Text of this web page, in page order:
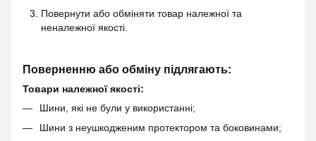
Повернути або обміняти товар належної та
неналежної якості.
Поверненню або обміну підлягають:
Товари належної якості:
Шини, які не були у використанні;
Шини з неушкодженим протектором та боковинами;